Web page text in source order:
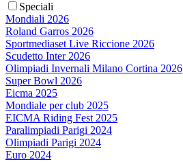
Speciali
Mondiali 2026
Roland Garros 2026
Sportmediaset Live Riccione 2026
Scudetto Inter 2026
Olimpiadi Invernali Milano Cortina 2026
Super Bowl 2026
Eicma 2025
Mondiale per club 2025
EICMA Riding Fest 2025
Paralimpiadi Parigi 2024
Olimpiadi Parigi 2024
Euro 2024